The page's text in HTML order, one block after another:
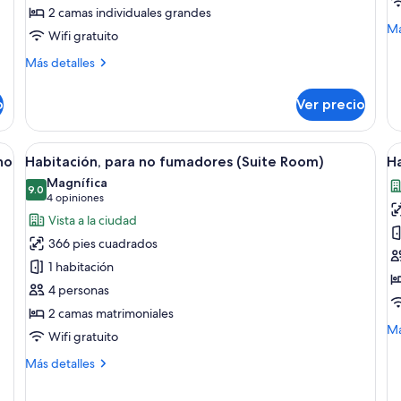
camas
individuales
(for
Guaranteed
over
28F)
2 camas individuales grandes
Wifi gratuito
Más detalles
Más
estándar
con
2
camas
individuales
Two
Guests,
Guaranteed
over
28F)
Ver precio
2
no
cama grande, un escritorio con silla, televisión y espejo.
Abrir
todas
las
fotos
de
Habitación,
para
no
fumadores
(Suite
Room)
Habitación, para no fumadores
32
Habitación, para no fumadores (Suite Room)
9.09.0 de 10
Magnífica
4 opiniones
(4
opiniones)
Vista a la ciudad
366 pies cuadrados
1 habitación
4 personas
2 camas matrimoniales
Wifi gratuito
Más detalles
Más